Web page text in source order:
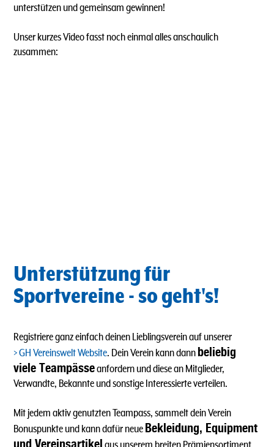
unterstützen und gemeinsam gewinnen!
Unser kurzes Video fasst noch einmal alles anschaulich
zusammen:
Unterstützung für
Sportvereine - so geht's!
Registriere ganz einfach deinen Lieblingsverein auf unserer
GH Vereinswelt Website. Dein Verein kann dann beliebig
viele Teampässeanfordern und diese an Mitglieder,
Verwandte, Bekannte und sonstige Interessierte verteilen.
Mit jedem aktiv genutzten Teampass, sammelt dein Verein
Bonuspunkte und kann dafür neue Bekleidung, Equipment
und Vereinsartikel